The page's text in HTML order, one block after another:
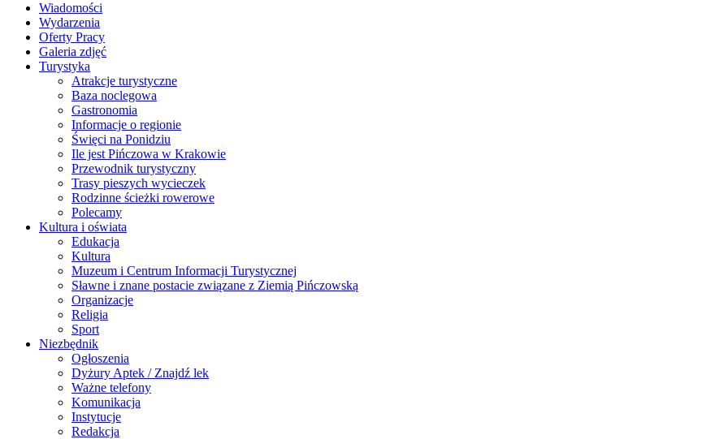
Wiadomości
Wydarzenia
Oferty Pracy
Galeria zdjęć
Turystyka
Atrakcje turystyczne
Baza noclegowa
Gastronomia
Informacje o regionie
Święci na Ponidziu
Ile jest Pińczowa w Krakowie
Przewodnik turystyczny
Trasy pieszych wycieczek
Rodzinne ścieżki rowerowe
Polecamy
Kultura i oświata
Edukacja
Kultura
Muzeum i Centrum Informacji Turystycznej
Sławne i znane postacie związane z Ziemią Pińczowską
Organizacje
Religia
Sport
Niezbędnik
Ogłoszenia
Dyżury Aptek / Znajdź lek
Ważne telefony
Komunikacja
Instytucje
Redakcja